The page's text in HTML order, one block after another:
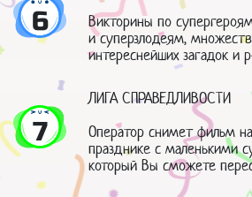
6
Викторины по
и суперзлодеям,
интереснейших загадок и
7
ЛИГА СПРАВЕДЛИВОСТИ
Оператор снимет фильм
празднике с маленькими
который Вы сможете